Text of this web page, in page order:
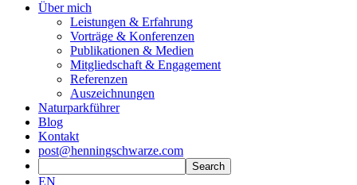
Über mich
Leistungen & Erfahrung
Vorträge & Konferenzen
Publikationen & Medien
Mitgliedschaft & Engagement
Referenzen
Auszeichnungen
Naturparkführer
Blog
Kontakt
post@henningschwarze.com
EN